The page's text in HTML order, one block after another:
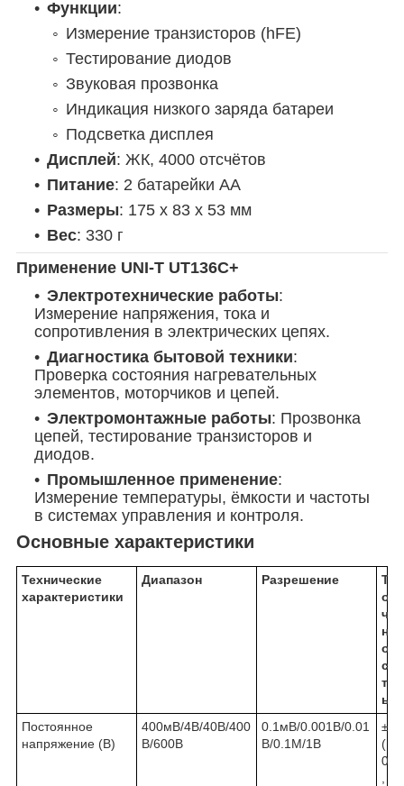
Функции:
Измерение транзисторов (hFE)
Тестирование диодов
Звуковая прозвонка
Индикация низкого заряда батареи
Подсветка дисплея
Дисплей: ЖК, 4000 отсчётов
Питание: 2 батарейки AA
Размеры: 175 x 83 x 53 мм
Вес: 330 г
Применение UNI-T UT136C+
Электротехнические работы:
Измерение напряжения, тока и
сопротивления в электрических цепях.
Диагностика бытовой техники:
Проверка состояния нагревательных
элементов, моторчиков и цепей.
Электромонтажные работы: Прозвонка
цепей, тестирование транзисторов и
диодов.
Промышленное применение:
Измерение температуры, ёмкости и частоты
в системах управления и контроля.
Основные характеристики
Технические
характеристики
Диапазон Разрешение
Т
о
ч
н
о
с
т
ь
Постоянное
напряжение (В)
400мВ/4В/40В/400
В/600В
0.1мВ/0.001В/0.01
В/0.1М/1В
±
(
0